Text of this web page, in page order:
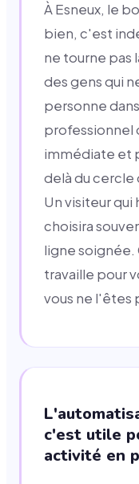
À Esneux, le
bien, c'est
ne tourne pas
des gens qui
personne
professionnel
immédiate et
delà du cercle
Un visiteur
choisira
ligne soignée.
travaille pour
vous ne l'êtes
c'est utile
activité en